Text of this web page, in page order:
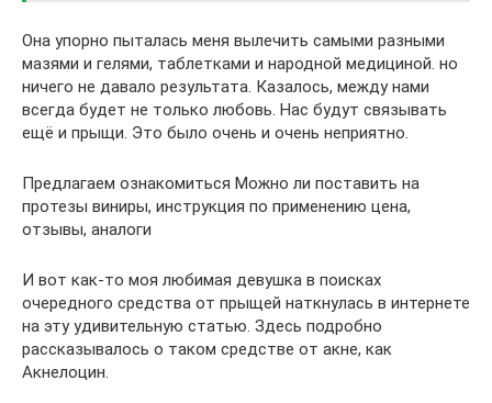
Она упорно пыталась меня вылечить самыми разными
мазями и гелями, таблетками и народной медициной. но
ничего не давало результата. Казалось, между нами
всегда будет не только любовь. Нас будут связывать
ещё и прыщи. Это было очень и очень неприятно.
Предлагаем ознакомиться Можно ли поставить на
протезы виниры, инструкция по применению цена,
отзывы, аналоги
И вот как-то моя любимая девушка в поисках
очередного средства от прыщей наткнулась в интернете
на эту удивительную статью. Здесь подробно
рассказывалось о таком средстве от акне, как
Акнелоцин.